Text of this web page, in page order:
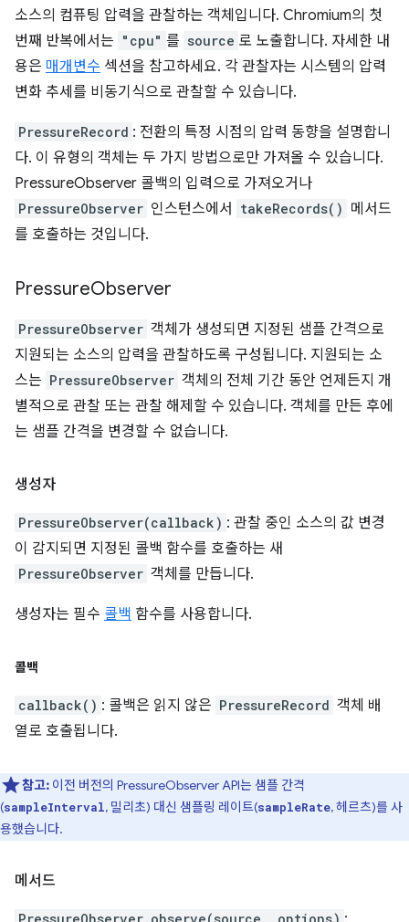
소스의 컴퓨팅 압력을 관찰하는 객체입니다. Chromium의 첫
번째 반복에서는 "cpu" 를 source 로 노출합니다. 자세한 내
용은 매개변수 섹션을 참고하세요. 각 관찰자는 시스템의 압력
변화 추세를 비동기식으로 관찰할 수 있습니다.
PressureRecord : 전환의 특정 시점의 압력 동향을 설명합니
다. 이 유형의 객체는 두 가지 방법으로만 가져올 수 있습니다.
PressureObserver 콜백의 입력으로 가져오거나
PressureObserver 인스턴스에서 takeRecords() 메서드
를 호출하는 것입니다.
PressureObserver
PressureObserver 객체가 생성되면 지정된 샘플 간격으로
지원되는 소스의 압력을 관찰하도록 구성됩니다. 지원되는 소
스는 PressureObserver 객체의 전체 기간 동안 언제든지 개
별적으로 관찰 또는 관찰 해제할 수 있습니다. 객체를 만든 후에
는 샘플 간격을 변경할 수 없습니다.
생성자
PressureObserver(callback) : 관찰 중인 소스의 값 변경
이 감지되면 지정된 콜백 함수를 호출하는 새
PressureObserver 객체를 만듭니다.
생성자는 필수 콜백 함수를 사용합니다.
콜백
callback() : 콜백은 읽지 않은 PressureRecord 객체 배
열로 호출됩니다.
참고: 이전 버전의 PressureObserver API는 샘플 간격
(sampleInterval, 밀리초) 대신 샘플링 레이트(sampleRate, 헤르츠)를 사
용했습니다.
메서드